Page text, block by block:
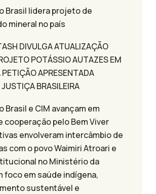
Brasil lidera projeto de
mineral no país
DIVULGA ATUALIZAÇÃO
POTÁSSIO AUTAZES EM
PETIÇÃO APRESENTADA
BRASILEIRA
Brasil e CIM avançam em
cooperação pelo Bem Viver
envolveram intercâmbio de
com o povo Waimiri Atroari e
no Ministério da
foco em saúde indígena,
sustentável e